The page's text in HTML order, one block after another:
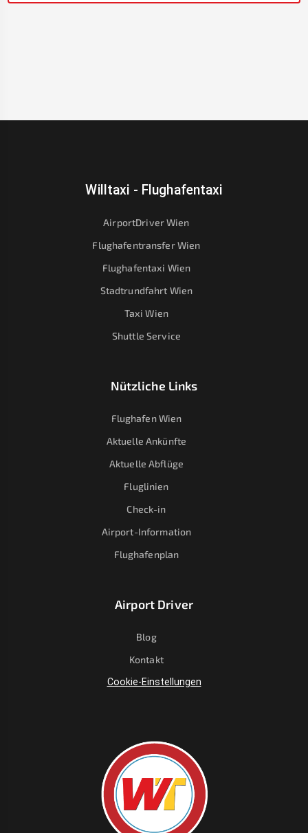
Willtaxi - Flughafentaxi
AirportDriver Wien
Flughafentransfer Wien
Flughafentaxi Wien
Stadtrundfahrt Wien
Taxi Wien
Shuttle Service
Nützliche Links
Flughafen Wien
Aktuelle Ankünfte
Aktuelle Abflüge
Fluglinien
Check-in
Airport-Information
Flughafenplan
Airport Driver
Blog
Kontakt
Cookie-Einstellungen